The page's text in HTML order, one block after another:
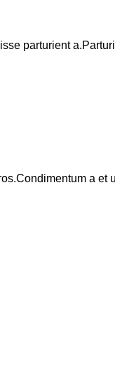
parturient
a et